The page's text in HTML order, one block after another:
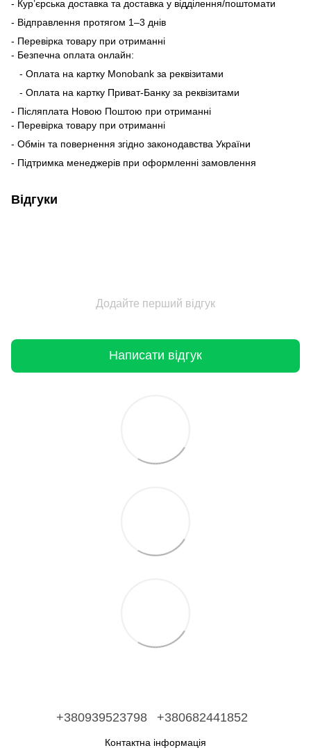
- Кур’єрська доставка та доставка у відділення/поштомати
- Відправлення протягом 1–3 днів
- Перевірка товару при отриманні
- Безпечна оплата онлайн:
- Оплата на картку Monobank за реквізитами
- Оплата на картку Приват-Банку за реквізитами
- Післяплата Новою Поштою при отриманні
- Перевірка товару при отриманні
- Обмін та повернення згідно законодавства України
- Підтримка менеджерів при оформленні замовлення
Відгуки
Додайте перший відгук
Написати відгук
+380939523798 +380682441852
Контактна інформація